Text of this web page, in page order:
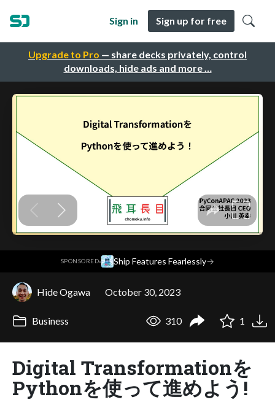
Upgrade to Pro — share decks privately, control
downloads, hide ads and more …
Sign in Sign up for free
SPONSORED· Ship Features Fearlessly→
Hide Ogawa October 30, 2023
Business 310 1
Digital Transformationを
Pythonを使って進めよう!